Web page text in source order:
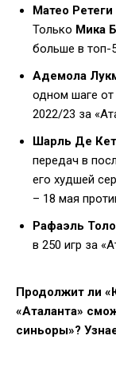
Матео Ретеги
Только Мика
больше в топ-
Адемола
одном шаге от
2022/23 за
Шарль Де
передач в
его худшей
– 18 мая
Рафаэль
в 250 игр за
Продолжит ли
«Аталанта»
синьоры»?